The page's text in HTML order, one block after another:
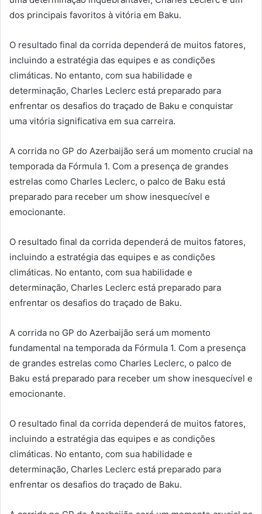
dos principais favoritos à vitória em Baku.
O resultado final da corrida dependerá de muitos fatores,
incluindo a estratégia das equipes e as condições
climáticas. No entanto, com sua habilidade e
determinação, Charles Leclerc está preparado para
enfrentar os desafios do traçado de Baku e conquistar
uma vitória significativa em sua carreira.
A corrida no GP do Azerbaijão será um momento crucial na
temporada da Fórmula 1. Com a presença de grandes
estrelas como Charles Leclerc, o palco de Baku está
preparado para receber um show inesquecível e
emocionante.
O resultado final da corrida dependerá de muitos fatores,
incluindo a estratégia das equipes e as condições
climáticas. No entanto, com sua habilidade e
determinação, Charles Leclerc está preparado para
enfrentar os desafios do traçado de Baku.
A corrida no GP do Azerbaijão será um momento
fundamental na temporada da Fórmula 1. Com a presença
de grandes estrelas como Charles Leclerc, o palco de
Baku está preparado para receber um show inesquecível e
emocionante.
O resultado final da corrida dependerá de muitos fatores,
incluindo a estratégia das equipes e as condições
climáticas. No entanto, com sua habilidade e
determinação, Charles Leclerc está preparado para
enfrentar os desafios do traçado de Baku.